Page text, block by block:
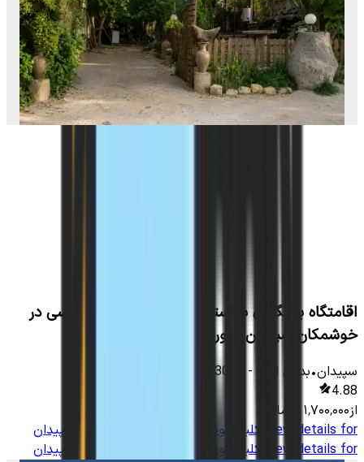
اقامتگاه بومگردی با استخر سرپوشیده آبگرم سانسی در
خوشمکان سپیدان - اوراز
سپیدان•بدون اتاق -
13000
4.88
از۱٬۷۰۰٬۰۰۰
تومان
View details for
کلبه سوئیسی در روستای قلعه‌عالی سپیدان
View details for
کلبه سوئیسی در روستای قلعه‌عالی سپیدان